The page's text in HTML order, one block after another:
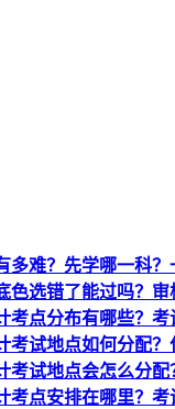
多难？先学哪一科
色选错了能过吗？
考点分布有哪些？
考试地点如何分配
考试地点会怎么分
考点安排在哪里？考